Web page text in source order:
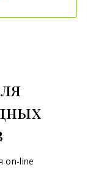
on-line